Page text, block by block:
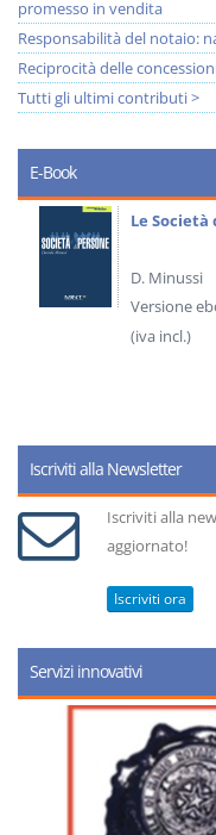
promesso in vendita
Responsabilità del notaio:
Reciprocità delle
Tutti gli ultimi contributi >
E-Book
Le Società
D. Minussi
Versione
(iva incl.)
Iscriviti alla Newsletter
Iscriviti alla
aggiornato!
Iscriviti ora
Servizi innovativi